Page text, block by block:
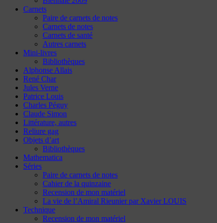
Carnets
Paire de carnets de notes
Carnets de notes
Carnets de santé
Autres carnets
Mini-livres
Bibliothèques
Alphonse Allais
René Char
Jules Verne
Patrice Louis
Charles Péguy
Claude Simon
Littérature, autres
Reliure gag
Objets d’art
Bibliothèques
Mathematica
Séries
Paire de carnets de notes
Cahier de la quinzaine
Recension de mon matériel
La vie de l’Amiral Rieunier par Xavier LOUIS
Technique
Recension de mon matériel